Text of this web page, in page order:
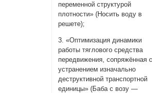
переменной структурой
плотности» (Носить воду в
решете);
3. «Оптимизация динамики
работы тяглового средства
передвижения, сопряжённая
устранением изначально
деструктивной транспортной
единицы» (Баба с возу —